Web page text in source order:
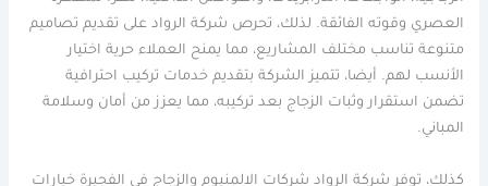
العصري وقوته الفائقة. لذلك، تحرص شركة الرواد على تقديم تصاميم
متنوعة تناسب مختلف المشاريع، مما يمنح العملاء حرية اختيار
الأنسب لهم. أيضا، تتميز الشركة بتقديم خدمات تركيب احترافية
تضمن استقرار وثبات الزجاج بعد تركيبه، مما يعزز من أمان وسلامة
المباني.
كذلك، توفر شركة الرواد شركات الالمنيوم والزجاج في الفجيرة خيارات